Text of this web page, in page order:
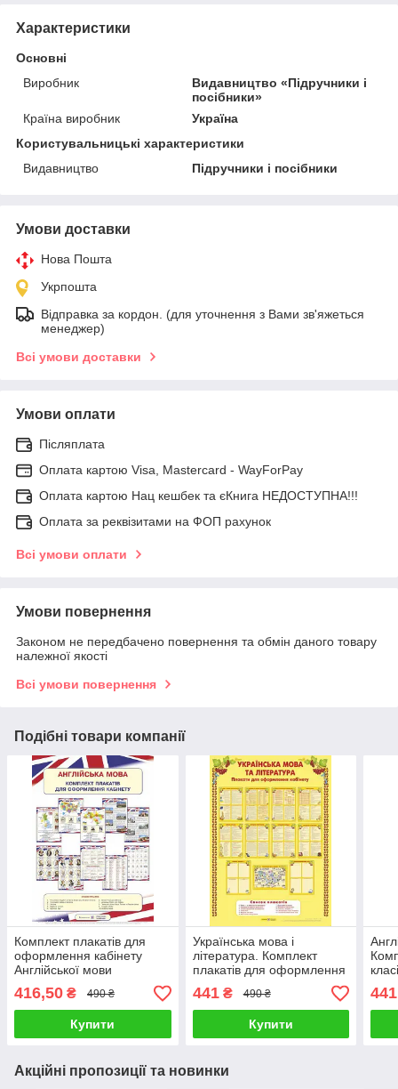
Характеристики
Основні
Виробник
Видавництво «Підручники і
посібники»
Країна виробник
Україна
Користувальницькі характеристики
Видавництво
Підручники і посібники
Умови доставки
Нова Пошта
Укрпошта
Відправка за кордон. (для уточнення з Вами зв'яжеться
менеджер)
Всі умови доставки
Умови оплати
Післяплата
Оплата картою Visa, Mastercard - WayForPay
Оплата картою Нац кешбек та єКнига НЕДОСТУПНА!!!
Оплата за реквізитами на ФОП рахунок
Всі умови оплати
Умови повернення
Законом не передбачено повернення та обмін даного товару
належної якості
Всі умови повернення
Подібні товари компанії
Комплект плакатів для
оформлення кабінету
Англійської мови
416,50 ₴ 490 ₴
Купити
Українська мова і
література. Комплект
плакатів для оформлення
кабінету
441₴ 490 ₴
Купити
441
Акційні пропозиції та новинки